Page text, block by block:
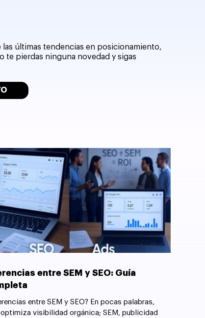
últimas tendencias en posicionamiento,
te pierdas ninguna novedad y sigas
entre SEM y SEO: Guía
entre SEM y SEO? En pocas palabras,
optimiza visibilidad orgánica; SEM, publicidad